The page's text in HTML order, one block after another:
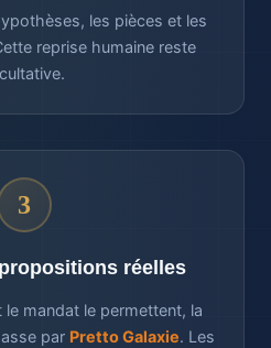
les pièces et les
reprise humaine reste
3
réelles
mandat le permettent, la
par Pretto Galaxie. Les